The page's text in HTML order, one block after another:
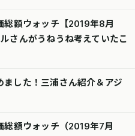
総額ウォッチ【2019年8月
さんがうねうね考えていたこ
ました！三浦さん紹介＆アジ
額ウォッチ（2019年7月